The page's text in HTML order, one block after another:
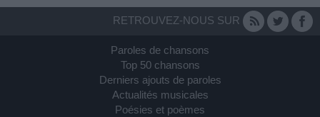
RETROUVEZ-NOUS SUR
Paroles de chansons
Top 50 chansons
Derniers ajouts de paroles
Actualités musicales
Poésies et poèmes